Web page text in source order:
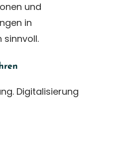
und
in
sinnvoll.
Digitalisierung